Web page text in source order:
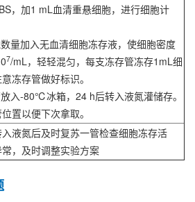
，加1 mL血清重悬细胞，进行细胞计
量加入无血清细胞冻存液，使细胞密度
7/mL，轻轻混匀，每支冻存管冻存1mL细
冻存管做好标识。
入-80℃冰箱，24 h后转入液氮灌储存。
置以便下次拿取。
液氮后及时复苏一管检查细胞冻存活
，及时调整实验方案